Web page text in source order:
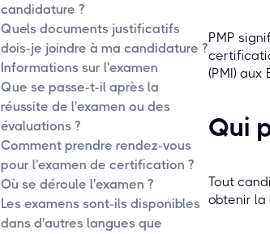
candidature ?
Quels documents justificatifs
dois-je joindre à ma candidature ?
Informations sur l'examen
Que se passe-t-il après la
réussite de l'examen ou des
évaluations ?
Comment prendre rendez-vous
pour l'examen de certification ?
Où se déroule l'examen ?
Les examens sont-ils disponibles
dans d'autres langues que
PMP
(PMI) aux
Qui
Tout
obtenir la